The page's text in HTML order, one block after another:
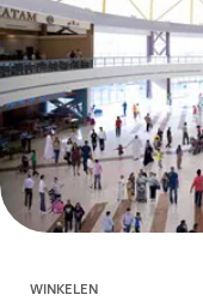
WINKELEN